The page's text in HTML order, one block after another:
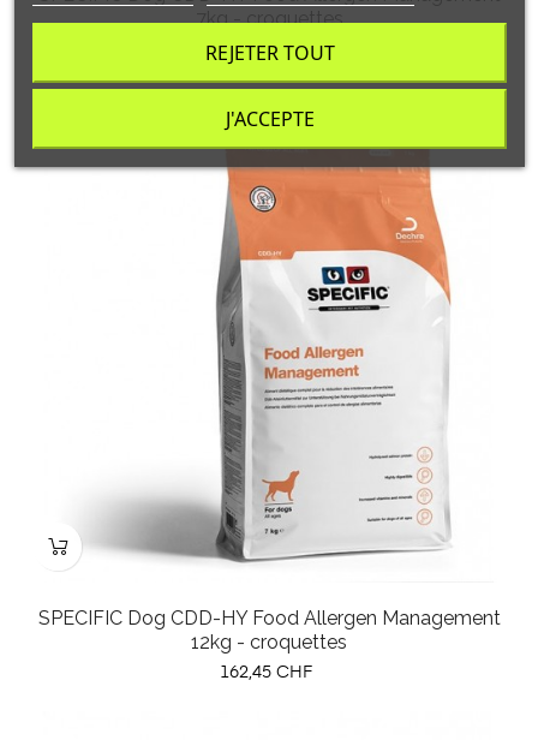
7kg - croquettes
Prix
102,30 CHF
SPECIFIC Dog CDD-HY Food Allergen Management
12kg - croquettes
Prix
162,45 CHF
REJETER TOUT
J'ACCEPTE